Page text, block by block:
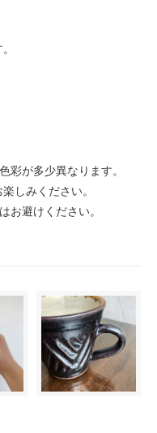
彩が多少異なります。
しみください。
お避けください。